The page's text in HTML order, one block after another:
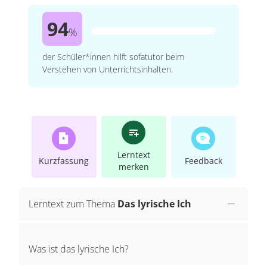
94%
der Schüler*innen hilft sofatutor beim
Verstehen von Unterrichtsinhalten.
Kurzfassung
Lerntext
merken
Feedback
Lerntext zum Thema Das lyrische Ich
Was ist das lyrische Ich?